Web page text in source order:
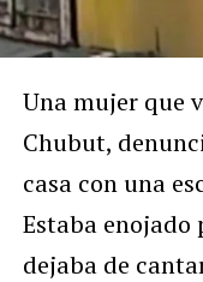
Una mujer que
Chubut,
casa con una
Estaba enojado
dejaba de